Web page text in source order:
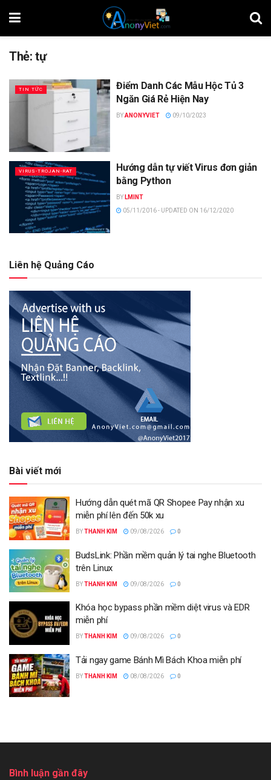
Thẻ:tự
TIN TỨC
Điểm Danh Các Mẫu Hộc Tủ 3
Ngăn Giá Rẻ Hiện Nay
BYANONYVIET 09/10/2023
VIRUS-TROJAN-RAT
Hướng dẫn tự viết Virus đơn giản
bằng Python
BY LMINT
05/11/2016 - UPDATED ON 16/12/2020
Liên hệ Quảng Cáo
Bài viết mới
Hướng dẫn quét mã QR Shopee Pay nhận xu
miễn phí lên đến 50k xu
BYTHANH KIM 09/08/2026 0
BudsLink: Phần mềm quản lý tai nghe Bluetooth
trên Linux
BYTHANH KIM 09/08/2026 0
Khóa học bypass phần mềm diệt virus và EDR
miễn phí
BYTHANH KIM 09/08/2026 0
Tải ngay game Bánh Mì Bách Khoa miễn phí
BYTHANH KIM 08/08/2026 0
Bình luận gần đây